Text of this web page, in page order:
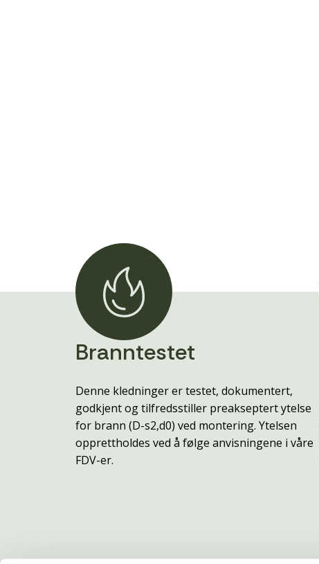
Branntestet
Denne kledninger er testet, dokumentert,
godkjent og tilfredsstiller preakseptert ytelse
for brann (D-s2,d0) ved montering. Ytelsen
opprettholdes ved å følge anvisningene i våre
FDV-er.